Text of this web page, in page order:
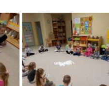
Prijímanie detí
Dokumenty
Krúžková činnosť
Zverejňovanie